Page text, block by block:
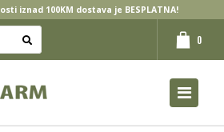
iznad 100KM dostava je BESPLATNA!
0